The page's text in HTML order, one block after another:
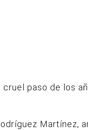
cruel paso de los
Martínez,